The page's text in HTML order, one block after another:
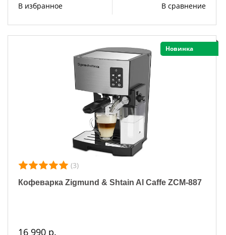
В избранное В сравнение
Новинка
(3)
Кофеварка Zigmund & Shtain Al Caffe ZCM-887
16 990 р.